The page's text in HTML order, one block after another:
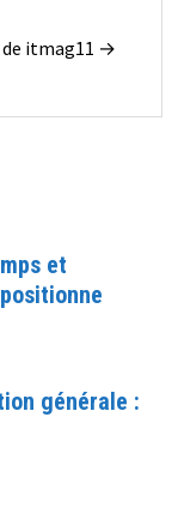
itmag11 →
et
générale :